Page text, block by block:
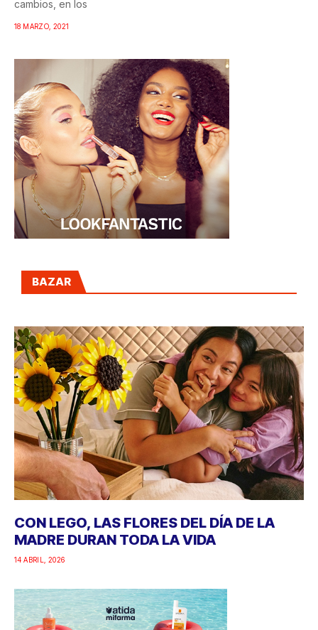
cambios, en los
18 MARZO, 2021
BAZAR
CON LEGO, LAS FLORES DEL DÍA DE LA
MADRE DURAN TODA LA VIDA
14 ABRIL, 2026